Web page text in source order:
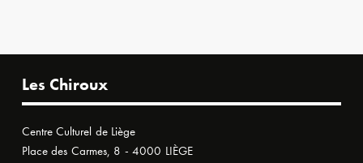
Les Chiroux
Centre Culturel de Liège
Place des Carmes, 8 - 4000 LIÈGE